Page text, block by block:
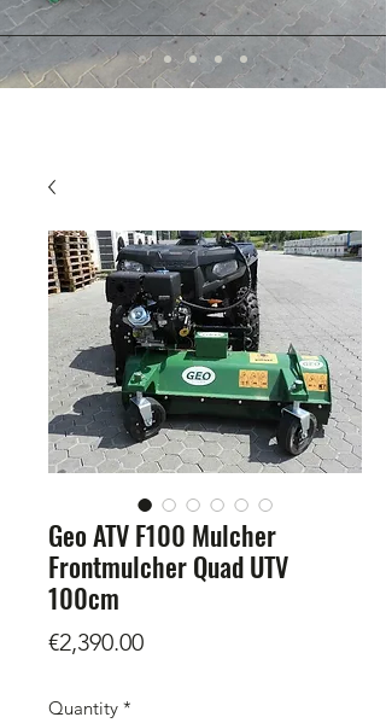
Geo ATV F100 Mulcher
Frontmulcher Quad UTV
100cm
€2,390.00Price
Quantity *